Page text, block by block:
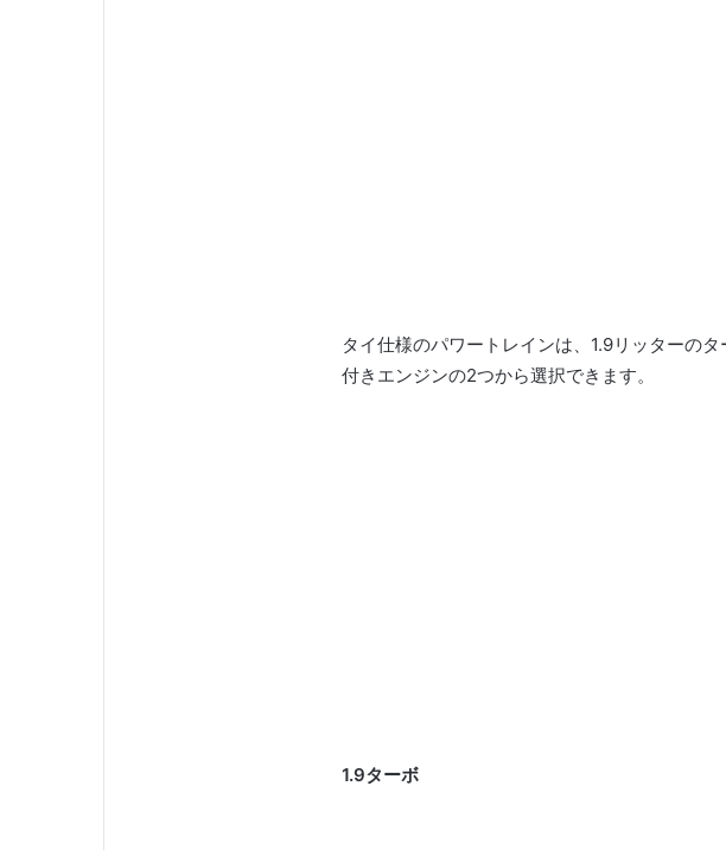
タイ仕様のパワートレインは、1.9リッターの
付きエンジンの2つから選択できます。
1.9ターボ